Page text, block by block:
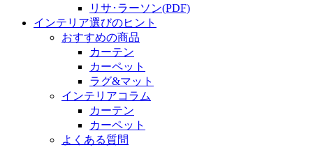
リサ･ラーソン(PDF)
インテリア選びのヒント
おすすめの商品
カーテン
カーペット
ラグ&マット
インテリアコラム
カーテン
カーペット
よくある質問